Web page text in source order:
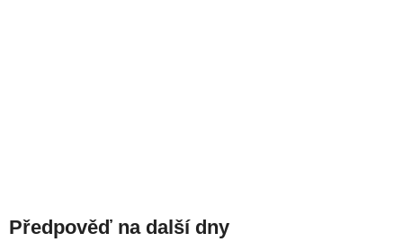
Předpověď na další dny